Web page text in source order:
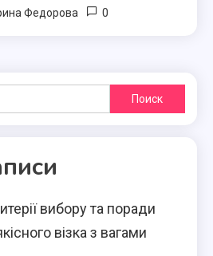
Федорова 0
Найти:
вибору та поради
візка з вагами